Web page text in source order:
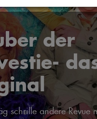
der
schrille andere Revue